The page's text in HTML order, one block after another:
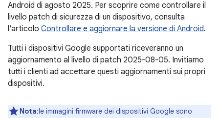
Android di agosto 2025. Per scoprire come controllare il
livello patch di sicurezza di un dispositivo, consulta
l'articolo Controllare e aggiornare la versione di Android.
Tutti i dispositivi Google supportati riceveranno un
aggiornamento al livello di patch 2025-08-05. Invitiamo
tutti i clienti ad accettare questi aggiornamenti sui propri
dispositivi.
Nota:le immagini firmware dei dispositivi Google sono